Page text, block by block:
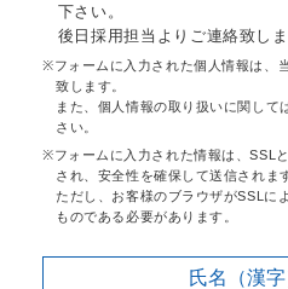
下さい。
後日採用担当よりご連絡致しま
フォームに入力された個人情報は、
致します。
また、個人情報の取り扱いに関して
さい。
フォームに入力された情報は、SSL
され、安全性を確保して送信されま
ただし、お客様のブラウザがSSLに
ものである必要があります。
氏名（漢字